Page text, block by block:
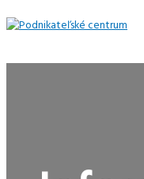
Preskočiť
na
Menu